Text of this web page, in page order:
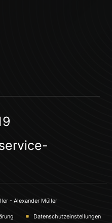
- Alexander Müller
Datenschutzeinstellungen